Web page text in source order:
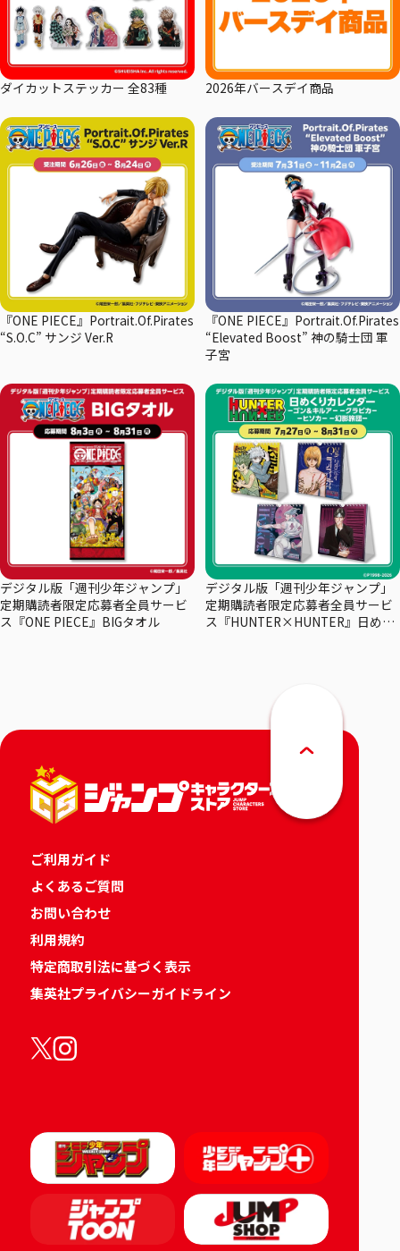
ダイカットステッカー 全83種 2026年バースデイ商品
『ONE PIECE』Portrait.Of.Pirates
“S.O.C” サンジ Ver.R
『ONE PIECE』Portrait.Of.Pirates
“Elevated Boost” 神の騎士団 軍
子宮
デジタル版「週刊少年ジャンプ」
定期購読者限定応募者全員サービ
ス『ONE PIECE』BIGタオル
デジタル版「週刊少年ジャンプ」
定期購読者限定応募者全員サービ
ス『HUNTER×HUNTER』日めく
ご利用ガイド
よくあるご質問
お問い合わせ
利用規約
特定商取引法に基づく表示
集英社プライバシーガイドライン